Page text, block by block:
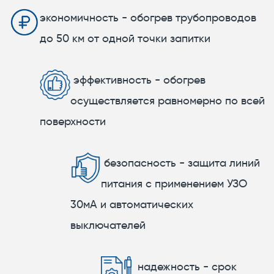
экономичность - обогрев трубопроводов
до 50 км от одной точки запитки
эффективность - обогрев
осуществляется равномерно по всей
поверхности
безопасность - защита линий
питания с применением УЗО
30мА и автоматических
выключателей
надежность - срок